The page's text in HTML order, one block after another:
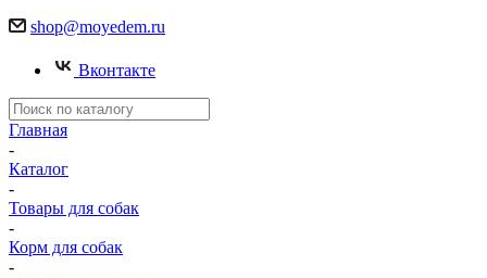
shop@moyedem.ru
Вконтакте
Главная
-
Каталог
-
Товары для собак
-
Корм для собак
-